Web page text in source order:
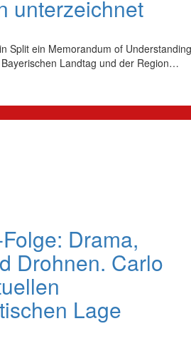
unterzeichnet
Split ein Memorandum of Understanding
Landtag und der Region…
Drama,
Drohnen. Carlo
Lage